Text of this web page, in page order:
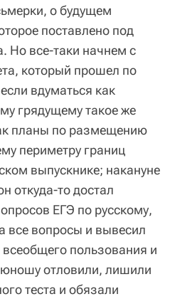
о будущем
поставлено под
Но все-таки начнем с
который прошел по
вдуматься как
грядущему такое же
планы по размещению
периметру границ
выпускнике; накануне
откуда-то достал
ЕГЭ по русскому,
все вопросы и вывесил
пользования и
отловили, лишили
теста и обязали